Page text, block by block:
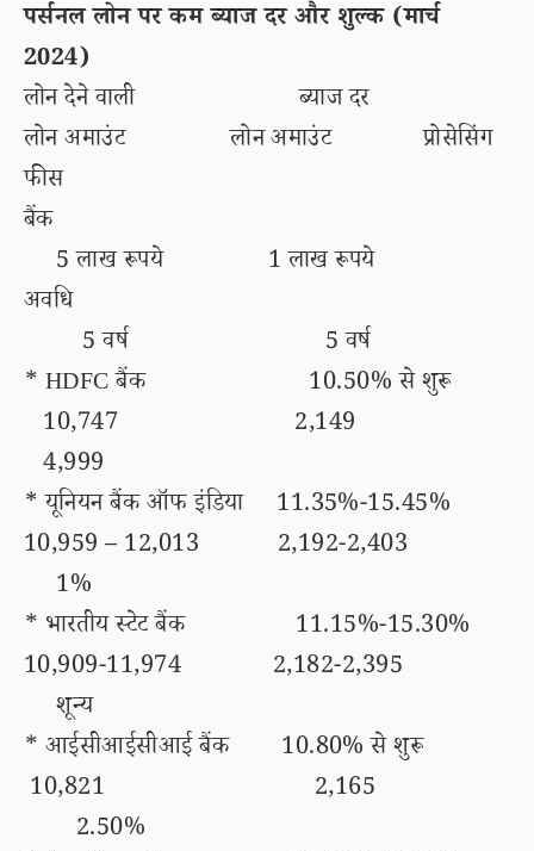
पर्सनल लोन पर कम ब्याज दर और शुल्क (मार्च
2024)
लोन देने वाली ब्याज दर
लोन अमाउंट लोन अमाउंट प्रोसेसिंग
फीस
बैंक
5 लाख रूपये 1 लाख रूपये
अवधि
5 वर्ष 5 वर्ष
* HDFC बैंक 10.50% से शुरू
10,747 2,149
4,999
* यूनियन बैंक ऑफ इंडिया 11.35%-15.45%
10,959 – 12,013 2,192-2,403
1%
* भारतीय स्टेट बैंक 11.15%-15.30%
10,909-11,974 2,182-2,395
शून्य
* आईसीआईसीआई बैंक 10.80% से शुरू
10,821 2,165
2.50%